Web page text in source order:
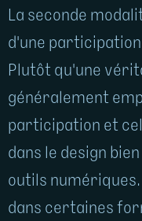
La seconde
d'une participation
Plutôt qu'une
généralement
participation et
dans le design
outils
dans certaines